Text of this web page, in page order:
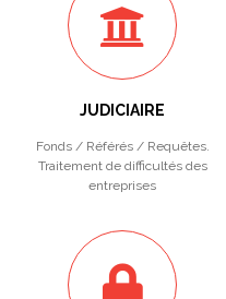
JUDICIAIRE
Fonds / Référés / Requêtes.
Traitement de difficultés des
entreprises